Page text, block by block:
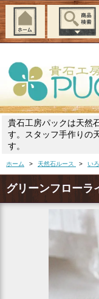
貴石工房パックは天然
す。スタッフ手作りの
す。
ホーム > 天然石ルース > い
グリーンフローラ